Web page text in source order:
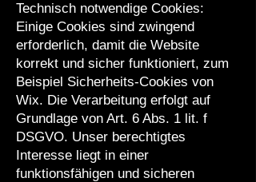
Technisch notwendige Cookies:
Einige Cookies sind zwingend
erforderlich, damit die Website
korrekt und sicher funktioniert, zum
Beispiel Sicherheits-Cookies von
Wix. Die Verarbeitung erfolgt auf
Grundlage von Art. 6 Abs. 1 lit. f
DSGVO. Unser berechtigtes
Interesse liegt in einer
funktionsfähigen und sicheren